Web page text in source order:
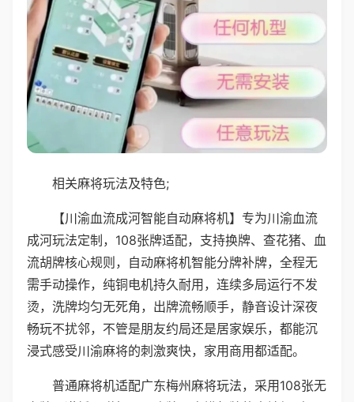
相关麻将玩法及特色;
【川渝血流成河智能自动麻将机】专为川渝血流
成河玩法定制，108张牌适配，支持换牌、查花猪、血
流胡牌核心规则，自动麻将机智能分牌补牌，全程无
需手动操作，纯铜电机持久耐用，连续多局运行不发
烫，洗牌均匀无死角，出牌流畅顺手，静音设计深夜
畅玩不扰邻，不管是朋友约局还是居家娱乐，都能沉
浸式感受川渝麻将的刺激爽快，家用商用都适配。
普通麻将机适配广东梅州麻将玩法，采用108张无